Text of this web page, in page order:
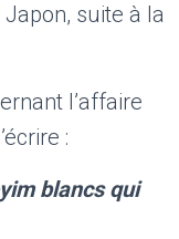
suite à la
l’affaire
:
blancs qui